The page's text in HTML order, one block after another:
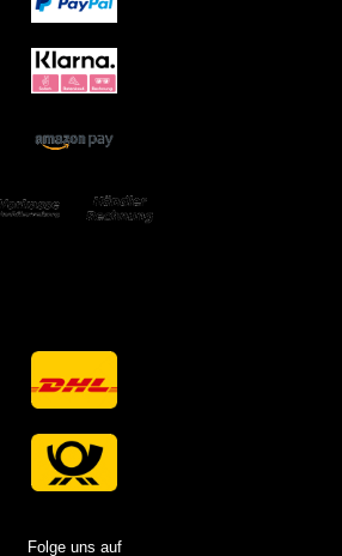
Folge uns auf